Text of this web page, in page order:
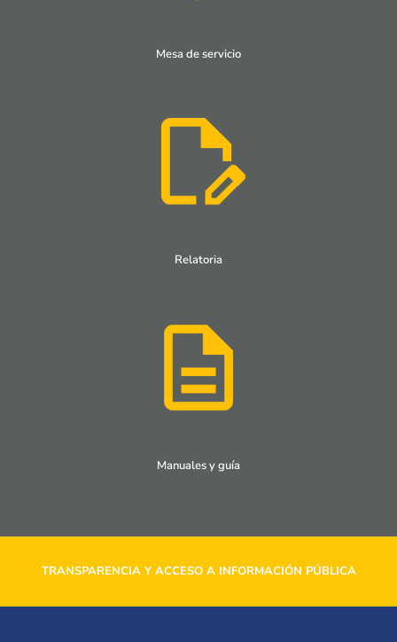
Mesa de servicio
Relatoria
Manuales y guía
TRANSPARENCIA Y ACCESO A INFORMACIÓN PÚBLICA